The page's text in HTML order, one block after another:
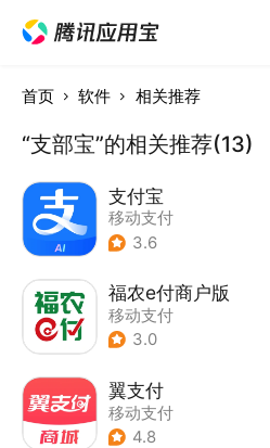
首页 软件 相关推荐
“支部宝”的相关推荐(13)
支付宝
移动支付
3.6
福农e付商户版
移动支付
3.0
翼支付
移动支付
4.8